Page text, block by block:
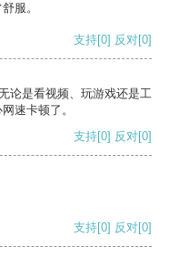
服。
支持[0] 反对[0]
论是看视频、玩游戏还是工
速卡顿了。
支持[0] 反对[0]
支持[0] 反对[0]